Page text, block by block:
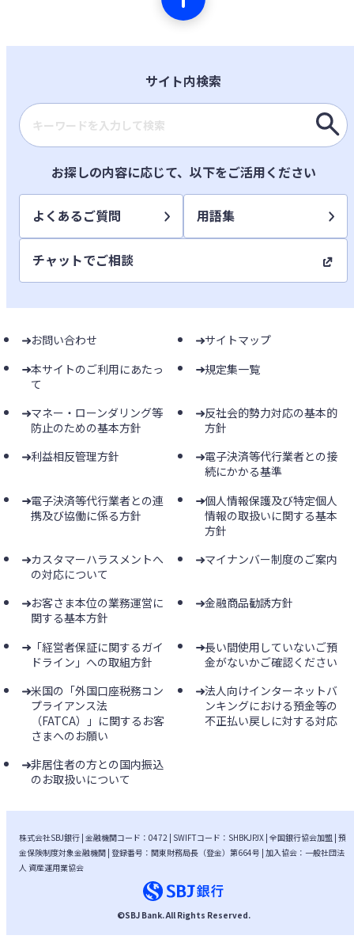
サイト内検索
検索キーワード入力
お探しの内容に応じて、以下をご活用ください
よくあるご質問 用語集
チャットでご相談
お問い合わせ
サイトマップ
本サイトのご利用にあたっ
て
規定集一覧
マネー・ローンダリング等
防止のための基本方針
反社会的勢力対応の基本的
方針
利益相反管理方針
電子決済等代行業者との接
続にかかる基準
電子決済等代行業者との連
携及び協働に係る方針
個人情報保護及び特定個人
情報の取扱いに関する基本
方針
カスタマーハラスメントへ
の対応について
マイナンバー制度のご案内
お客さま本位の業務運営に
関する基本方針
金融商品勧誘方針
「経営者保証に関するガイ
ドライン」への取組方針
長い間使用していないご預
金がないかご確認ください
米国の「外国口座税務コン
プライアンス法
（FATCA）」に関するお客
さまへのお願い
法人向けインターネットバ
ンキングにおける預金等の
不正払い戻しに対する対応
非居住者の方との国内振込
のお取扱いについて
株式会社SBJ銀行 | 金融機関コード：0472 | SWIFTコード：SHBKJPJX | 全国銀行協会加盟 | 預
金保険制度対象金融機関 | 登録番号：関東財務局長（登金）第664号 | 加入協会：一般社団法
人 資産運用業協会
©SBJ Bank. All Rights Reserved.